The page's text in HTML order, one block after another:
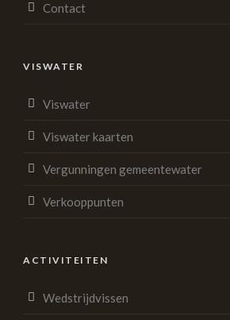
Contact
VISWATER
Viswater
Viswater kaarten
Vergunningen gemeentewater
Verkooppunten
ACTIVITEITEN
Wedstrijdvissen